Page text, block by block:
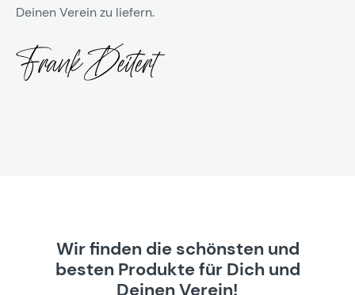
Deinen Verein zu liefern.
Wir finden die schönsten und
besten Produkte für Dich und
Deinen Verein!